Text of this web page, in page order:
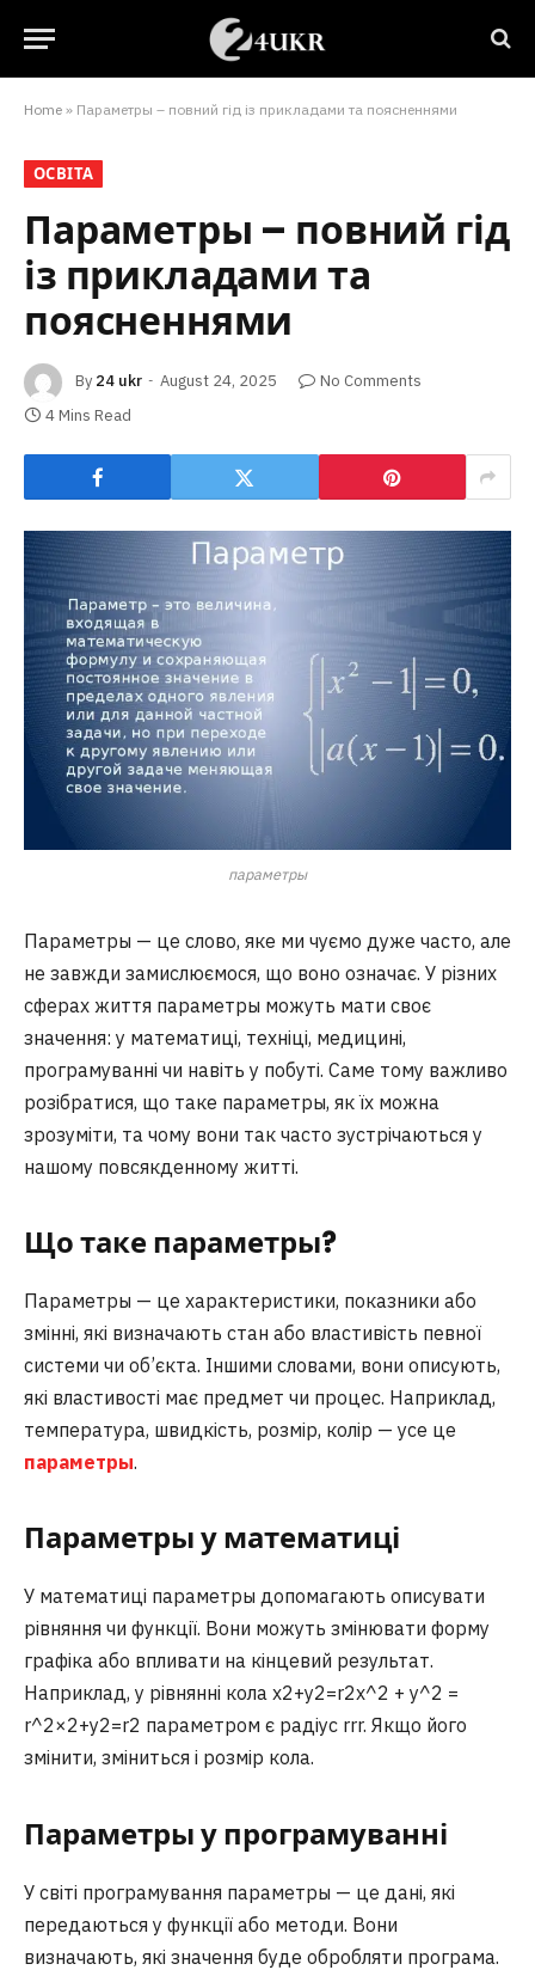
Home » Параметры – повний гід із прикладами та поясненнями
ОСВІТА
Параметры – повний гід
із прикладами та
поясненнями
By 24 ukr August 24, 2025
No Comments
4 Mins Read
параметры
Параметры — це слово, яке ми чуємо дуже часто, але
не завжди замислюємося, що воно означає. У різних
сферах життя параметры можуть мати своє
значення: у математиці, техніці, медицині,
програмуванні чи навіть у побуті. Саме тому важливо
розібратися, що таке параметры, як їх можна
зрозуміти, та чому вони так часто зустрічаються у
нашому повсякденному житті.
Що таке параметры?
Параметры — це характеристики, показники або
змінні, які визначають стан або властивість певної
системи чи об’єкта. Іншими словами, вони описують,
які властивості має предмет чи процес. Наприклад,
температура, швидкість, розмір, колір — усе це
параметры.
Параметры у математиці
У математиці параметры допомагають описувати
рівняння чи функції. Вони можуть змінювати форму
графіка або впливати на кінцевий результат.
Наприклад, у рівнянні кола x2+y2=r2x^2 + y^2 =
r^2×2+y2=r2 параметром є радіус rrr. Якщо його
змінити, зміниться і розмір кола.
Параметры у програмуванні
У світі програмування параметры — це дані, які
передаються у функції або методи. Вони
визначають, які значення буде обробляти програма.